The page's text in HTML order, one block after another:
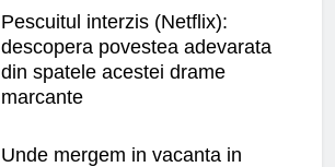
Pescuitul interzis (Netflix):
descopera povestea adevarata
din spatele acestei drame
marcante
Unde mergem in vacanta in